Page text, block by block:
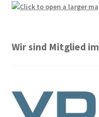
Wir sind Mitglied im